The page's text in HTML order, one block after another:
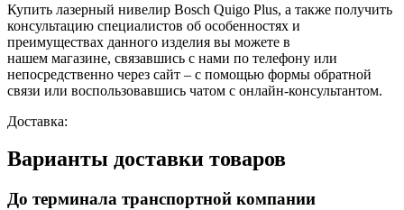
Купить лазерный нивелир Bosch Quigo Plus, а также получить
консультацию специалистов об особенностях и
преимуществах данного изделия вы можете в
нашем магазине, связавшись с нами по телефону или
непосредственно через сайт – с помощью формы обратной
связи или воспользовавшись чатом с онлайн-консультантом.
Доставка:
Варианты доставки товаров
До терминала транспортной компании